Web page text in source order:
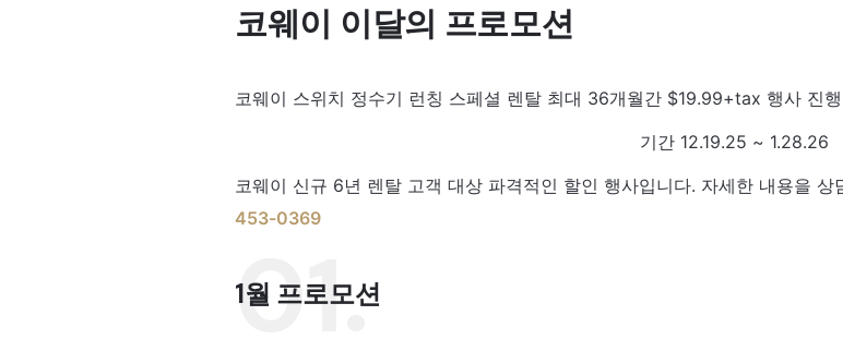
코웨이 이달의 프로모션
코웨이 스위치 정수기 런칭 스페셜 렌탈 최대 36개월간 $19.99+tax 행사 진
기간 12.19.25 ~ 1.28.26
코웨이 신규 6년 렌탈 고객 대상 파격적인 할인 행사입니다. 자세한 내용을
453-0369
01.
1월 프로모션